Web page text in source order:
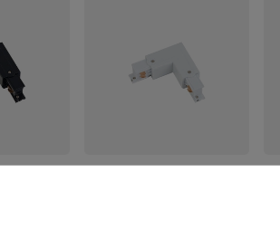
CTLS POWER L